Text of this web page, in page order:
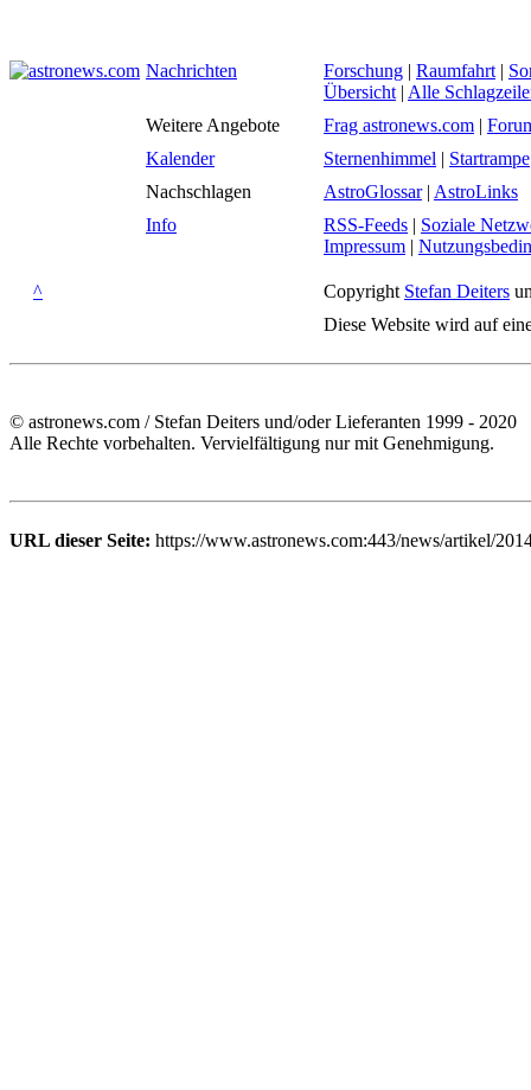
Nachrichten Forschung | Raumfahrt |
Übersicht | Alle
Weitere Angebote
Frag astronews.com |
Kalender
Sternenhimmel | Startrampe
Nachschlagen
AstroGlossar| AstroLinks
Info
RSS-Feeds | Soziale
Impressum |
^ Copyright Stefan Deiters
Diese Website wird auf
© astronews.com / Stefan Deiters und/oder Lieferanten 1999 - 2020
Alle Rechte vorbehalten. Vervielfältigung nur mit Genehmigung.
URL dieser Seite: https://www.astronews.com:443/news/artikel/